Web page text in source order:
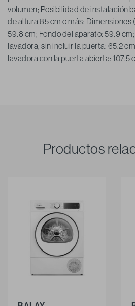
volumen; Posibilidad de instalación
de altura 85 cm o más; Dimensiones
59.8 cm; Fondo del aparato: 59.9
lavadora, sin incluir la puerta: 65.2
lavadora con la puerta abierta: 107.5
Productos